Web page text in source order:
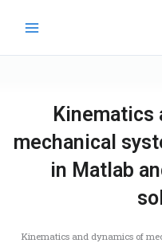
Kinematics
mechanical
in Matlab
Kinematics and dynamics of